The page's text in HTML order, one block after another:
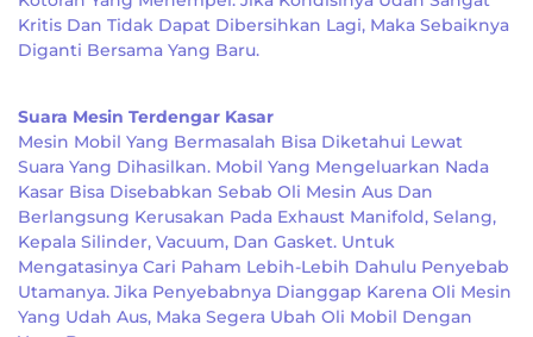
Kritis Dan Tidak Dapat Dibersihkan Lagi, Maka Sebaiknya
Diganti Bersama Yang Baru.
Suara Mesin Terdengar Kasar
Mesin Mobil Yang Bermasalah Bisa Diketahui Lewat
Suara Yang Dihasilkan. Mobil Yang Mengeluarkan Nada
Kasar Bisa Disebabkan Sebab Oli Mesin Aus Dan
Berlangsung Kerusakan Pada Exhaust Manifold, Selang,
Kepala Silinder, Vacuum, Dan Gasket. Untuk
Mengatasinya Cari Paham Lebih-Lebih Dahulu Penyebab
Utamanya. Jika Penyebabnya Dianggap Karena Oli Mesin
Yang Udah Aus, Maka Segera Ubah Oli Mobil Dengan